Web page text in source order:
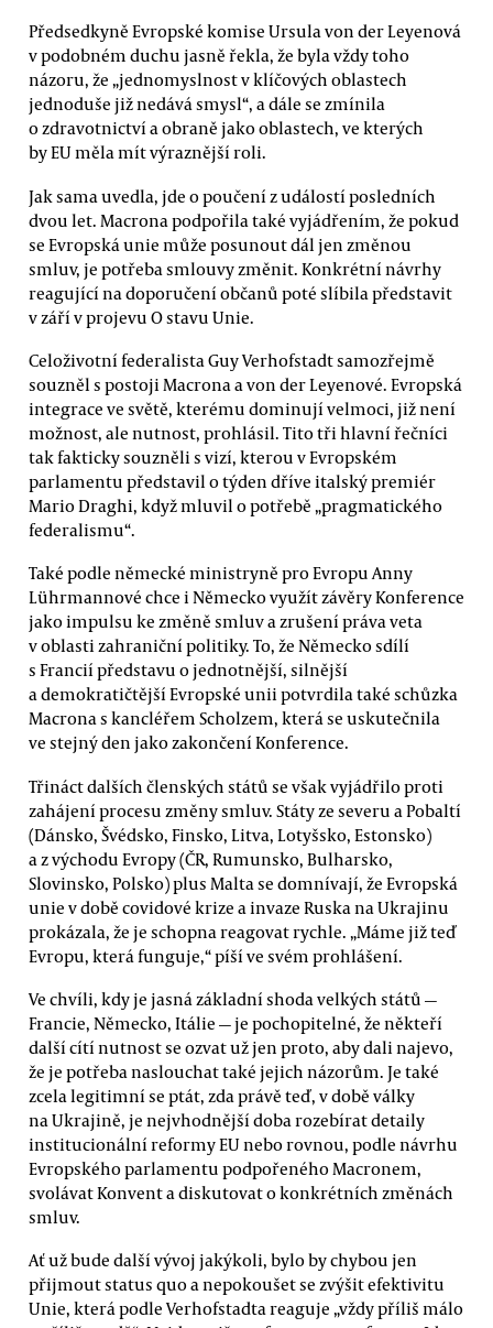
Předsedkyně Evropské komise Ursula von der Leyenová
v podobném duchu jasně řekla, že byla vždy toho
názoru, že „jednomyslnost v klíčových oblastech
jednoduše již nedává smysl“, a dále se zmínila
o zdravotnictví a obraně jako oblastech, ve kterých
by EU měla mít výraznější roli.
Jak sama uvedla, jde o poučení z událostí posledních
dvou let. Macrona podpořila také vyjádřením, že pokud
se Evropská unie může posunout dál jen změnou
smluv, je potřeba smlouvy změnit. Konkrétní návrhy
reagující na doporučení občanů poté slíbila představit
v září v projevu O stavu Unie.
Celoživotní federalista Guy Verhofstadt samozřejmě
souzněl s postoji Macrona a von der Leyenové. Evropská
integrace ve světě, kterému dominují velmoci, již není
možnost, ale nutnost, prohlásil. Tito tři hlavní řečníci
tak fakticky souzněli s vizí, kterou v Evropském
parlamentu představil o týden dříve italský premiér
Mario Draghi, když mluvil o potřebě „pragmatického
federalismu“.
Také podle německé ministryně pro Evropu Anny
Lührmannové chce i Německo využít závěry Konference
jako impulsu ke změně smluv a zrušení práva veta
v oblasti zahraniční politiky. To, že Německo sdílí
s Francií představu o jednotnější, silnější
a demokratičtější Evropské unii potvrdila také schůzka
Macrona s kancléřem Scholzem, která se uskutečnila
ve stejný den jako zakončení Konference.
Třináct dalších členských států se však vyjádřilo proti
zahájení procesu změny smluv. Státy ze severu a Pobaltí
(Dánsko, Švédsko, Finsko, Litva, Lotyšsko, Estonsko)
a z východu Evropy (ČR, Rumunsko, Bulharsko,
Slovinsko, Polsko) plus Malta se domnívají, že Evropská
unie v době covidové krize a invaze Ruska na Ukrajinu
prokázala, že je schopna reagovat rychle. „Máme již teď
Evropu, která funguje,“ píší ve svém prohlášení.
Ve chvíli, kdy je jasná základní shoda velkých států —
Francie, Německo, Itálie — je pochopitelné, že někteří
další cítí nutnost se ozvat už jen proto, aby dali najevo,
že je potřeba naslouchat také jejich názorům. Je také
zcela legitimní se ptát, zda právě teď, v době války
na Ukrajině, je nejvhodnější doba rozebírat detaily
institucionální reformy EU nebo rovnou, podle návrhu
Evropského parlamentu podpořeného Macronem,
svolávat Konvent a diskutovat o konkrétních změnách
smluv.
Ať už bude další vývoj jakýkoli, bylo by chybou jen
přijmout status quo a nepokoušet se zvýšit efektivitu
Unie, která podle Verhofstadta reaguje „vždy příliš málo